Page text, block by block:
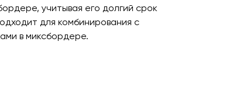
учитывая его долгий срок
для комбинирования с
в миксбордере.